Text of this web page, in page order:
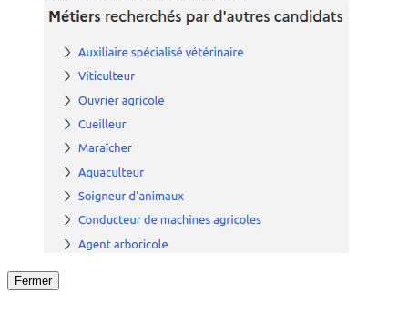
Fermer